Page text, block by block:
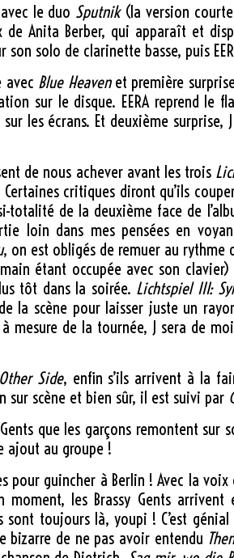
le duo Sputnik(la version
Anita Berber, qui apparaît et
solo de clarinette basse, puis
avec Blue Heavenet première
sur le disque. EERA reprend le
les écrans. Et deuxième
de nous achever avant les trois
critiques diront qu’ils
totalité de la deuxième face de
loin dans mes pensées en
, on est obligés de remuer au rythme
étant occupée avec son
tôt dans la soirée. Lichtspiel III:
la scène pour laisser juste un
à mesure de la tournée, J sera de
Side, enfin s’ils arrivent à la
sur scène et bien sûr, il est suivi par
Gents que les garçons remontent sur
ajout au groupe !
guincher à Berlin ! Avec la voix
moment, les Brassy Gents
toujours là, youpi ! C’est
bizarre de ne pas avoir entendu